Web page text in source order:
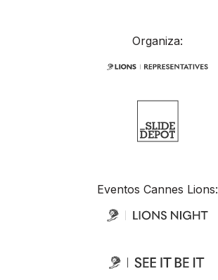
Organiza:
Eventos Cannes Lions: